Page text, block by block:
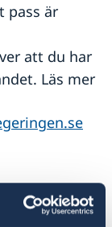
pass är
att du har
Läs mer